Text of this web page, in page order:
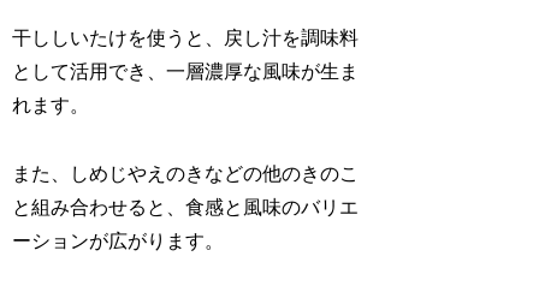
干ししいたけを使うと、戻し汁を調味料
として活用でき、一層濃厚な風味が生ま
れます。
また、しめじやえのきなどの他のきのこ
と組み合わせると、食感と風味のバリエ
ーションが広がります。